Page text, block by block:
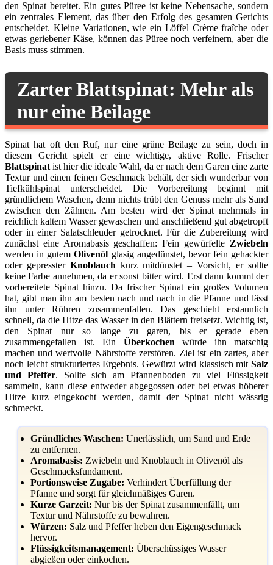
den Spinat bereitet. Ein gutes Püree ist keine Nebensache, sondern
ein zentrales Element, das über den Erfolg des gesamten Gerichts
entscheidet. Kleine Variationen, wie ein Löffel Crème fraîche oder
etwas geriebener Käse, können das Püree noch verfeinern, aber die
Basis muss stimmen.
Zarter Blattspinat: Mehr als
nur eine Beilage
Spinat hat oft den Ruf, nur eine grüne Beilage zu sein, doch in
diesem Gericht spielt er eine wichtige, aktive Rolle. Frischer
Blattspinat ist hier die ideale Wahl, da er nach dem Garen eine zarte
Textur und einen feinen Geschmack behält, der sich wunderbar von
Tiefkühlspinat unterscheidet. Die Vorbereitung beginnt mit
gründlichem Waschen, denn nichts trübt den Genuss mehr als Sand
zwischen den Zähnen. Am besten wird der Spinat mehrmals in
reichlich kaltem Wasser gewaschen und anschließend gut abgetropft
oder in einer Salatschleuder getrocknet. Für die Zubereitung wird
zunächst eine Aromabasis geschaffen: Fein gewürfelte Zwiebeln
werden in gutemOlivenöl glasig angedünstet, bevor fein gehackter
oder gepresster Knoblauch kurz mitdünstet – Vorsicht, er sollte
keine Farbe annehmen, da er sonst bitter wird. Erst dann kommt der
vorbereitete Spinat hinzu. Da frischer Spinat ein großes Volumen
hat, gibt man ihn am besten nach und nach in die Pfanne und lässt
ihn unter Rühren zusammenfallen. Das geschieht erstaunlich
schnell, da die Hitze das Wasser in den Blättern freisetzt. Wichtig ist,
den Spinat nur so lange zu garen, bis er gerade eben
zusammengefallen ist. Ein Überkochen würde ihn matschig
machen und wertvolle Nährstoffe zerstören. Ziel ist ein zartes, aber
noch leicht strukturiertes Ergebnis. Gewürzt wird klassisch mit Salz
und Pfeffer. Sollte sich am Pfannenboden zu viel Flüssigkeit
sammeln, kann diese entweder abgegossen oder bei etwas höherer
Hitze kurz eingekocht werden, damit der Spinat nicht wässrig
schmeckt.
Gründliches Waschen: Unerlässlich, um Sand und Erde
zu entfernen.
Aromabasis: Zwiebeln und Knoblauch in Olivenöl als
Geschmacksfundament.
Portionsweise Zugabe: Verhindert Überfüllung der
Pfanne und sorgt für gleichmäßiges Garen.
Kurze Garzeit: Nur bis der Spinat zusammenfällt, um
Textur und Nährstoffe zu bewahren.
Würzen: Salz und Pfeffer heben den Eigengeschmack
hervor.
Flüssigkeitsmanagement: Überschüssiges Wasser
abgießen oder einkochen.